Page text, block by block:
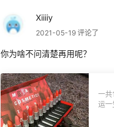
Xiiiiy
2021-05-19 评论了
你为啥不问清楚再用呢？
一
运一